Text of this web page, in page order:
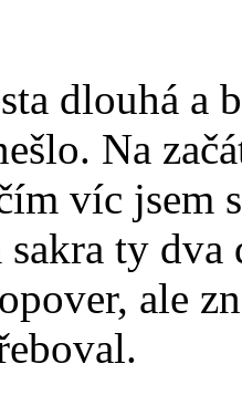
dlouhá a
Na
víc jsem
ty
ale